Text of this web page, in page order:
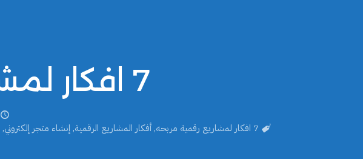
7 افكار لمشاريع رقمية مربحه
7 افكار لمشاريع رقمية مربحه
, أفكار المشاريع الرقمية, إنشاء متجر إلكتروني,